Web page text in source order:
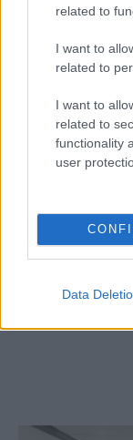
related to
I want to
related to
I want to
related to
functionality
user
Data
7+1